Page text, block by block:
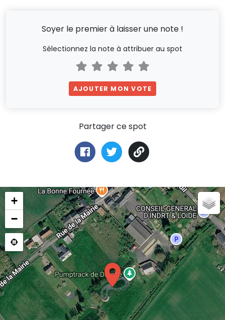
Soyer le premier à laisser une note !
Sélectionnez la note à attribuer au spot
AJOUTER MON VOTE
Partager ce spot
+
−